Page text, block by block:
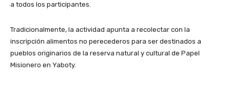
a todos los participantes.
Tradicionalmente, la actividad apunta a recolectar con la
inscripción alimentos no perecederos para ser destinados a
pueblos originarios de la reserva natural y cultural de Papel
Misionero en Yaboty.